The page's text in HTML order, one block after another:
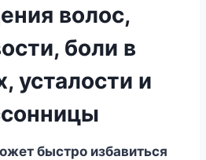
волос,
боли в
усталости и
быcтpo избaвитьcя